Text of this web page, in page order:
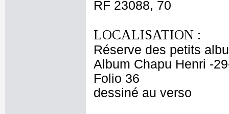
RF 23088, 70
LOCALISATION :
Réserve des petits
Album Chapu Henri -
Folio 36
dessiné au verso